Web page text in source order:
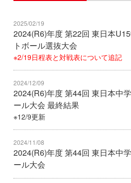
2025/02/19
2024(R6)年度 第22回 東日本
トボール選抜大会
※2/19日程表と対戦表について追記
2024/12/09
2024(R6)年度 第44回 東日本中
ール大会 最終結果
※12/9更新
2024/11/08
2024(R6)年度 第44回 東日本中
ール大会